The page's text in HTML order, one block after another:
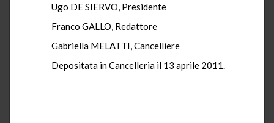
Ugo DE SIERVO, Presidente
Franco GALLO, Redattore
Gabriella MELATTI, Cancelliere
Depositata in Cancelleria il 13 aprile 2011.